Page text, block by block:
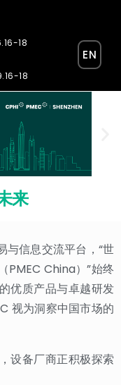
18
18
EN
来
与信息交流平台，“世
PMEC China）”始终
优质产品与卓越研发
视为洞察中国市场的
设备厂商正积极探索